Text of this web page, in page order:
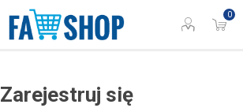
0
Zarejestruj się